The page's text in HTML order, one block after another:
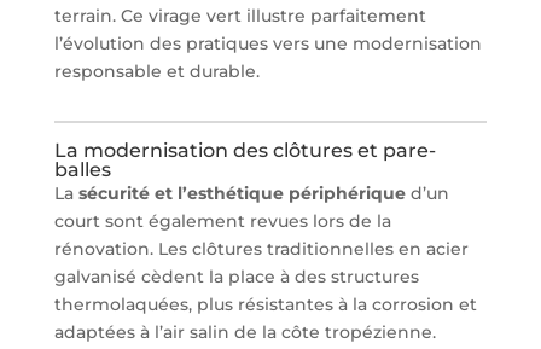
terrain. Ce virage vert illustre parfaitement
l’évolution des pratiques vers une modernisation
responsable et durable.
La modernisation des clôtures et pare-
balles
La sécurité et l’esthétique périphériqued’un
court sont également revues lors de la
rénovation. Les clôtures traditionnelles en acier
galvanisé cèdent la place à des structures
thermolaquées, plus résistantes à la corrosion et
adaptées à l’air salin de la côte tropézienne.